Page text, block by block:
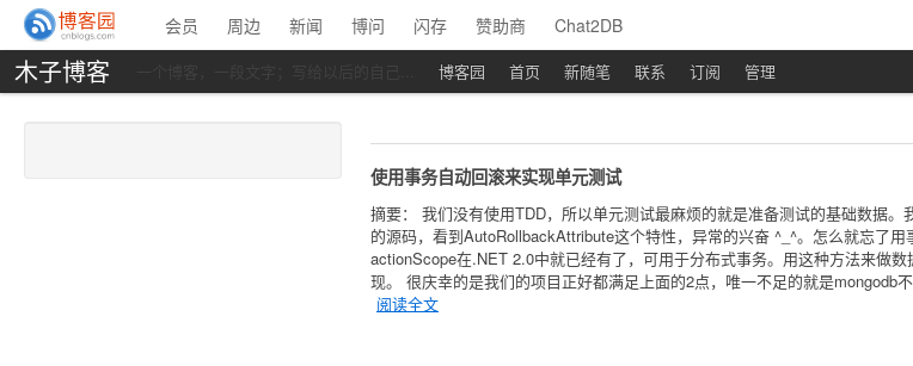
会员 周边 新闻 博问 闪存 赞助商 Chat2DB
木子博客 博客园 首页 新随笔 联系 订阅 管理
使用事务自动回滚来实现单元测试
摘要： 我们没有使用TDD，所以单元测试最麻烦的就是准备测试的基础数据
的源码，看到AutoRollbackAttribute这个特性，异常的兴奋 ^_^。怎么就忘了
actionScope在.NET 2.0中就已经有了，可用于分布式事务。用这种方法来做
现。 很庆幸的是我们的项目正好都满足上面的2点，唯一不足的就是mongodb
阅读全文